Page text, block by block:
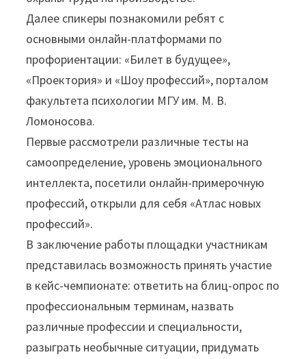
Далее спикеры познакомили ребят с
основными онлайн-платформами по
профориентации: «Билет в будущее»,
«Проектория» и «Шоу профессий», порталом
факультета психологии МГУ им. М. В.
Ломоносова.
Первые рассмотрели различные тесты на
самоопределение, уровень эмоционального
интеллекта, посетили онлайн-примерочную
профессий, открыли для себя «Атлас новых
профессий».
В заключение работы площадки участникам
представилась возможность принять участие
в кейс-чемпионате: ответить на блиц-опрос по
профессиональным терминам, назвать
различные профессии и специальности,
разыграть необычные ситуации, придумать